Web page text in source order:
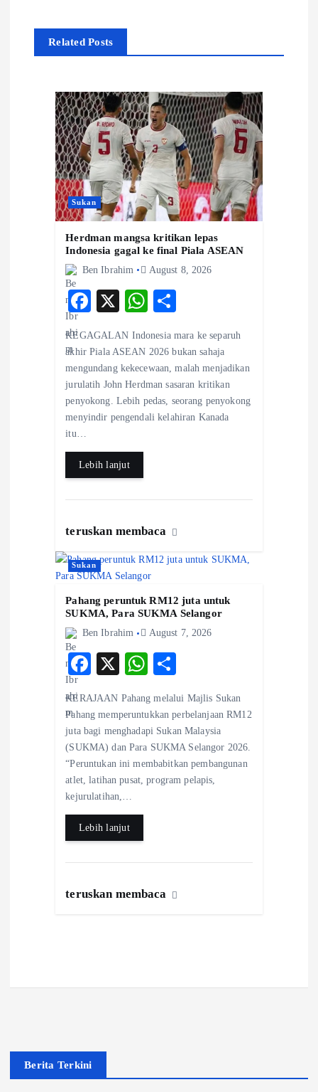
n
Related Posts
Sukan
Herdman mangsa kritikan lepas
Indonesia gagal ke final Piala ASEAN
Ben Ibrahim August 8, 2026
F
eb
o
o
k
X
W
ts
A
p
p
re
KEGAGALAN Indonesia mara ke separuh
akhir Piala ASEAN 2026 bukan sahaja
mengundang kekecewaan, malah menjadikan
jurulatih John Herdman sasaran kritikan
penyokong. Lebih pedas, seorang penyokong
menyindir pengendali kelahiran Kanada
itu…
Lebih lanjut
teruskan membaca
Sukan
Pahang peruntuk RM12 juta untuk
SUKMA, Para SUKMA Selangor
Ben Ibrahim August 7, 2026
F
eb
o
o
k
X
W
ts
A
p
p
re
KERAJAAN Pahang melalui Majlis Sukan
Pahang memperuntukkan perbelanjaan RM12
juta bagi menghadapi Sukan Malaysia
(SUKMA) dan Para SUKMA Selangor 2026.
“Peruntukan ini membabitkan pembangunan
atlet, latihan pusat, program pelapis,
kejurulatihan,…
Lebih lanjut
teruskan membaca
Berita Terkini